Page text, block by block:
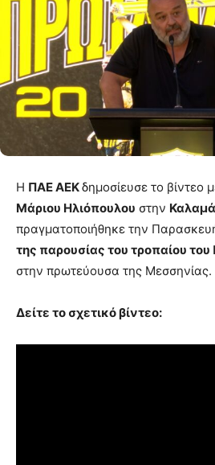
Η ΠΑΕ ΑΕΚδημοσίευσε το βίντεο
Μάριου Ηλιόπουλου στην
πραγματοποιήθηκε την
της παρουσίας του τροπαίου
στην πρωτεύουσα της Μεσσηνίας.
Δείτε το σχετικό βίντεο: